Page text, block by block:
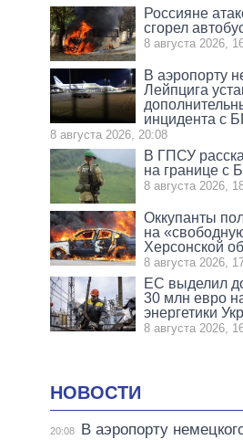
Россияне
сгорел
8 августа 2026,
В аэропорту
Лейпцига
инцидента с
8 августа 2026, 20:08
В ГПСУ
на границе с
8 августа 2026,
Оккупанты
на
Херсонской
8 августа 2026,
ЕС выделил
30 млн евро
энергетики
8 августа 2026,
НОВОСТИ
20:08
В аэропорту